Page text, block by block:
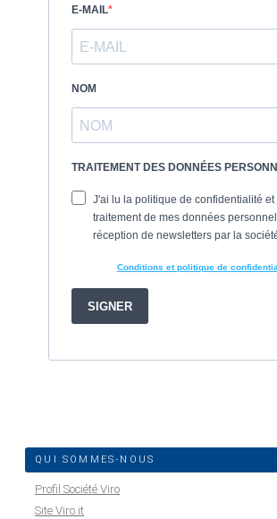
QUI SOMMES-NOUS
Profil Société Viro
Site Viro.it